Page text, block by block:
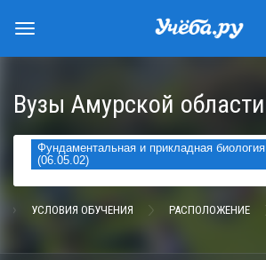
Вузы Амурской области
Фундаментальная и прикладная биология
(06.05.02)
УСЛОВИЯ ОБУЧЕНИЯ РАСПОЛОЖЕНИЕ